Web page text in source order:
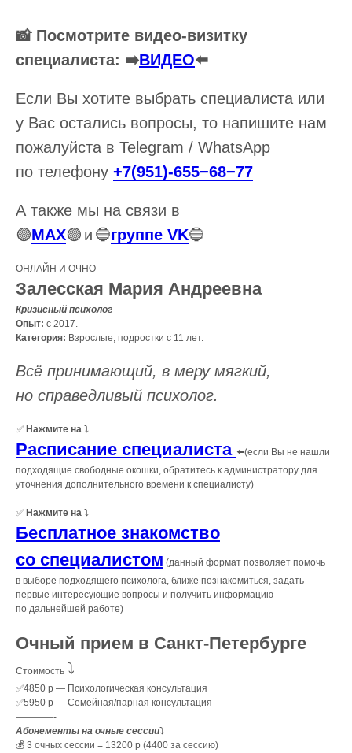
📸 Посмотрите видео-визитку
специалиста: ➡️ВИДЕО⬅️
Если Вы хотите выбрать специалиста или
у Вас остались вопросы, то напишите нам
пожалуйста в Telegram / WhatsApp
по телефону +7(951)-655−68−77
А также мы на связи в
🟣MAX🟣 и 🔵группе VK🔵
ОНЛАЙН И ОЧНО
Залесская Мария Андреевна
Кризисный психолог
Опыт: с 2017.
Категория: Взрослые, подростки с 11 лет.
Всё принимающий, в меру мягкий,
но справедливый психолог.
✅ Нажмите на ⤵️
Расписание специалиста ⬅️(если Вы не нашли
подходящие свободные окошки, обратитесь к администратору для
уточнения дополнительного времени к специалисту)
✅ Нажмите на ⤵️
Бесплатное знакомство
со специалистом (данный формат позволяет помочь
в выборе подходящего психолога, ближе познакомиться, задать
первые интересующие вопросы и получить информацию
по дальнейшей работе)
Очный прием в Санкт-Петербурге
Стоимость ⤵️
✅4850 р — Психологическая консультация
✅5950 р — Семейная/парная консультация
————-
Абонементы на очные сессии⤵️
💰 3 очных сессии = 13200 р (4400 за сессию)